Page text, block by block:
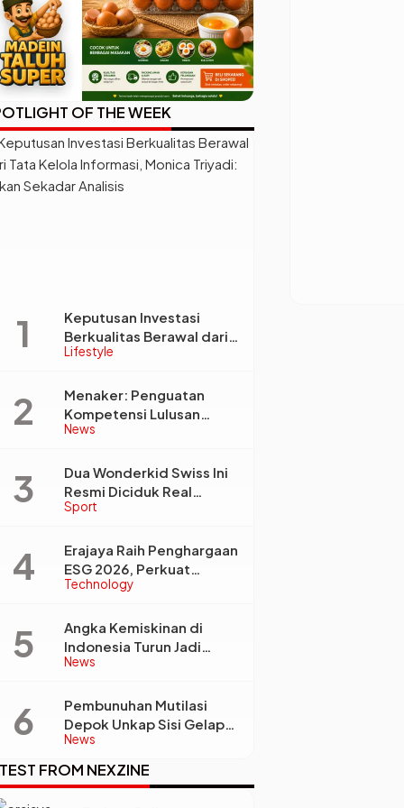
OF THE WEEK
Lifestyle
Keputusan Investasi
Berkualitas Berawal dari
Tata Kelola Informasi,
Sekadar Analisis
News
Menaker: Penguatan
Kompetensi Lulusan
Perguruan Tinggi Jadi
Kebutuhan Dunia Kerja
Sport
Dua Wonderkid Swiss Ini
Resmi Diciduk Real
Madrid dan Juventus,
Eropa
Technology
Erajaya Raih Penghargaan
ESG 2026, Perkuat
Circular Economy Lewat
Berkelanjutan
News
Angka Kemiskinan di
Indonesia Turun Jadi
22,93 Juta Orang, Tapi
Desa dan Kota Malah
Makin Lebar?
News
Pembunuhan Mutilasi
Depok Unkap Sisi Gelap
Penjual Piscok Berdarah
Dingin
FROM NEXZINE